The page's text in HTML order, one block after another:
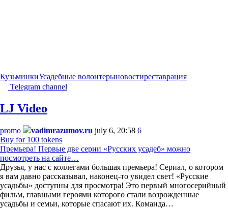
КузьминкиУсадебные волонтерыновостиреставрация
Telegram channel
LJ Video
promo vadimrazumov.ru july 6, 20:58 6
Buy for 100 tokens
Премьера! Первые две серии «Русских усадеб» можно
посмотреть на сайте…
Друзья, у нас с коллегами большая премьера! Сериал, о котором
я вам давно рассказывал, наконец-то увидел свет! «Русские
усадьбы» доступны для просмотра! Это первый многосерийный
фильм, главными героями которого стали возрожденные
усадьбы и семьи, которые спасают их. Команда…